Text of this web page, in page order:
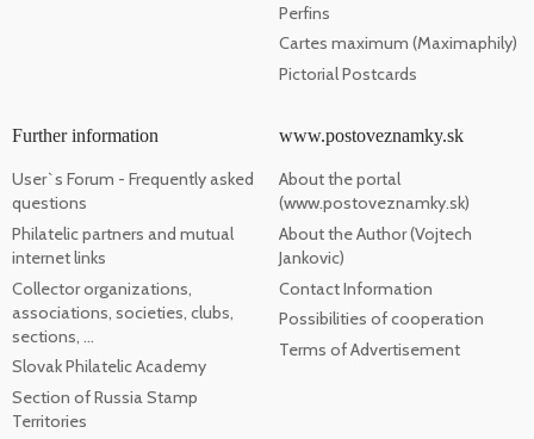
Perfins
Cartes maximum (Maximaphily)
Pictorial Postcards
Further information
User`s Forum - Frequently asked
questions
Philatelic partners and mutual
internet links
Collector organizations,
associations, societies, clubs,
sections, ...
Slovak Philatelic Academy
Section of Russia Stamp
Territories
www.postoveznamky.sk
About the portal
(www.postoveznamky.sk)
About the Author (Vojtech
Jankovic)
Contact Information
Possibilities of cooperation
Terms of Advertisement